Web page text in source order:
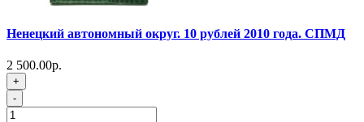
Ненецкий автономный округ. 10 рублей 2010 года. СПМД
2 500.00р.
+
-